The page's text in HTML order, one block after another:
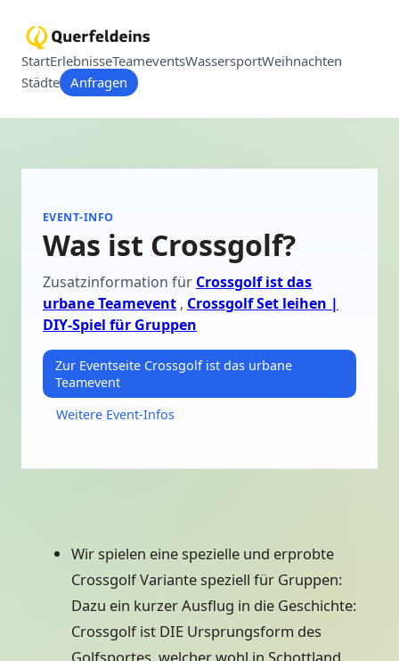
StartErlebnisseTeameventsWassersportWeihnachten
Städte Anfragen
EVENT-INFO
Was ist Crossgolf?
Zusatzinformation für Crossgolf ist das
urbane Teamevent , Crossgolf Set leihen |
DIY-Spiel für Gruppen
Zur Eventseite Crossgolf ist das urbane
Teamevent
Weitere Event-Infos
Wir spielen eine spezielle und erprobte
Crossgolf Variante speziell für Gruppen:
Dazu ein kurzer Ausflug in die Geschichte:
Crossgolf ist DIE Ursprungsform des
Golfsportes, welcher wohl in Schottland